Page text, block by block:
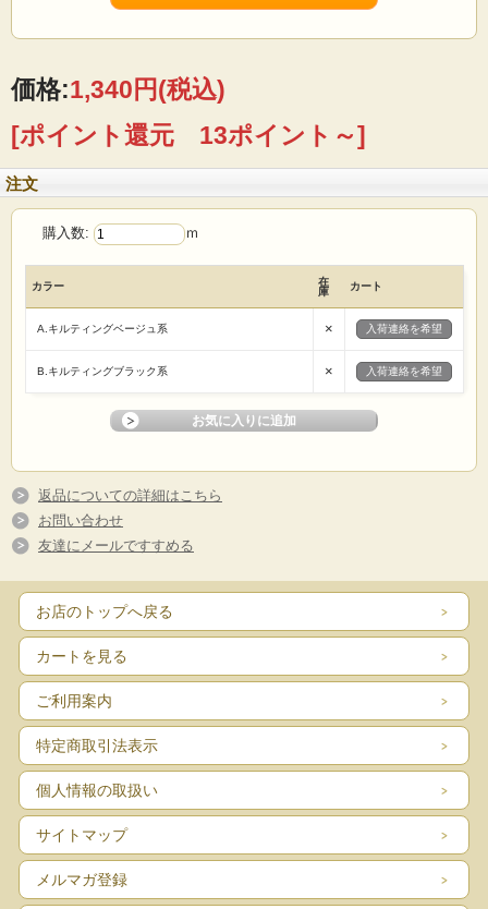
【ご注文前に必ずお読み下さい】
（例えば）1mの場合→「1」 5mの場合→「5」
とご入力の程 宜しくお願いたします
（１点のご注文に対して 基本的に生地はつながった状態で送らせていただきま
す）
お客様がお使いのパソコンモニターによって 多少異なる場合がございます。
★キルトの裏地が継いでいる、裏地下糸替え もしくは裏地に多少の
折り目等がある場合がございます。
★ロット違いで、反が異なると僅かに色・風合いが違う場合がありますので
価格:1,340円(税込)
[ポイント還元 13ポイント～]
注文
購入数: ｍ
カラー
在
庫
カート
A.キルティングベージュ系 × 入荷連絡を希望
B.キルティングブラック系 × 入荷連絡を希望
返品についての詳細はこちら
お問い合わせ
友達にメールですすめる
お店のトップへ戻る
カートを見る
ご利用案内
特定商取引法表示
個人情報の取扱い
サイトマップ
メルマガ登録